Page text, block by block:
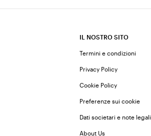
IL NOSTRO SITO
Termini e condizioni
Privacy Policy
Cookie Policy
Preferenze sui cookie
Dati societari e note legali
About Us